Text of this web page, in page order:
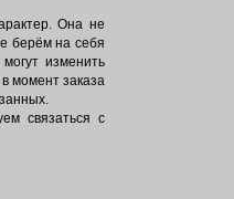
Она не
берём на себя
изменить
момент заказа
связаться с